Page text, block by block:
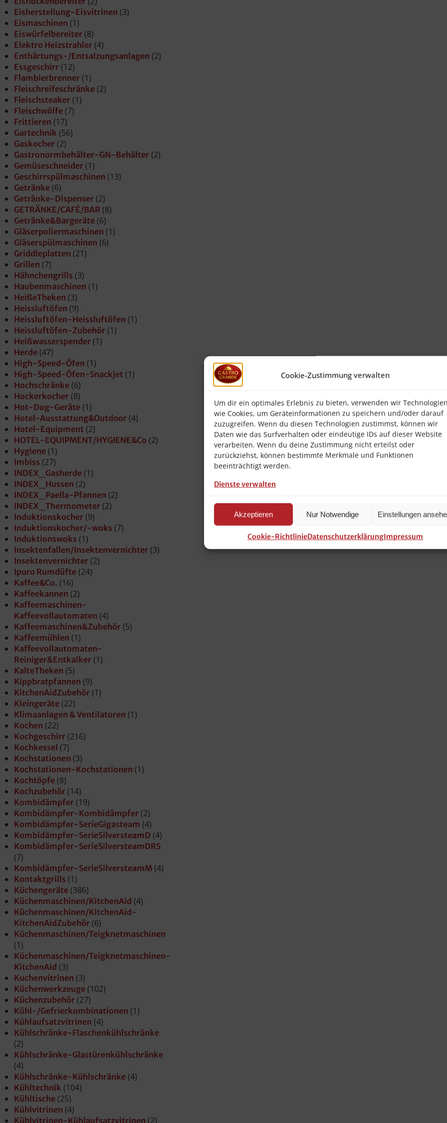
Cookie-Zustimmung verwalten
Um dir ein optimales Erlebnis zu bieten, verwenden wir
wie Cookies, um Geräteinformationen zu speichern und/oder darauf
zuzugreifen. Wenn du diesen Technologien zustimmst, können wir
Daten wie das Surfverhalten oder eindeutige IDs auf dieser Website
verarbeiten. Wenn du deine Zustimmung nicht erteilst oder
zurückziehst, können bestimmte Merkmale und Funktionen
beeinträchtigt werden.
Dienste verwalten
Akzeptieren Nur Notwendige Einstellungen
Cookie-RichtlinieDatenschutzerklärungImpressum
Eisherstellung-Eisvitrinen (3)
Eismaschinen (1)
Eiswürfelbereiter (8)
Elektro Heizstrahler (4)
Enthärtungs-/Entsalzungsanlagen (2)
Essgeschirr (12)
Flambierbrenner (1)
Fleischreifeschränke (2)
Fleischsteaker (1)
Fleischwölfe (7)
Frittieren (17)
Gartechnik (56)
Gaskocher (2)
Gastronormbehälter-GN-Behälter (2)
Gemüseschneider (1)
Geschirrspülmaschinen (13)
Getränke (6)
Getränke-Dispenser (2)
GETRÄNKE/CAFÉ/BAR (8)
Getränke&Bargeräte (6)
Gläserpoliermaschinen (1)
Gläserspülmaschinen (6)
Griddleplatten (21)
Grillen (7)
Hähnchengrills (3)
Haubenmaschinen (1)
HeißeTheken (3)
Heissluftöfen (9)
Heissluftöfen-Heissluftöfen (1)
Heissluftöfen-Zubehör (1)
Heißwasserspender (1)
Herde (47)
High-Speed-Öfen (1)
High-Speed-Öfen-Snackjet (1)
Hochschränke (6)
Hockerkocher (8)
Hot-Dog-Geräte (1)
Hotel-Ausstattung&Outdoor (4)
Hotel-Equipment (2)
HOTEL-EQUIPMENT/HYGIENE&Co (2)
Hygiene (1)
Imbiss (27)
INDEX_Gasherde (1)
INDEX_Hussen (2)
INDEX_Paella-Pfannen (2)
INDEX_Thermometer (2)
Induktionskocher (9)
Induktionskocher/-woks (7)
Induktionswoks (1)
Insektenfallen/Insektenvernichter (3)
Insektenvernichter (2)
Ipuro Rumdüfte (24)
Kaffee&Co. (16)
Kaffeekannen (2)
Kaffeemaschinen-
Kaffeevollautomaten (4)
Kaffeemaschinen&Zubehör (5)
Kaffeemühlen (1)
Kaffeevollautomaten-
Reiniger&Entkalker (1)
KalteTheken (5)
Kippbratpfannen (9)
KitchenAidZubehör (1)
Kleingeräte (22)
Klimaanlagen & Ventilatoren (1)
Kochen (22)
Kochgeschirr (216)
Kochkessel (7)
Kochstationen (3)
Kochstationen-Kochstationen (1)
Kochtöpfe (8)
Kochzubehör (14)
Kombidämpfer (19)
Kombidämpfer-Kombidämpfer (2)
Kombidämpfer-SerieGigasteam (4)
Kombidämpfer-SerieSilversteamD (4)
Kombidämpfer-SerieSilversteamDRS
(7)
Kombidämpfer-SerieSilversteamM (4)
Kontaktgrills (1)
Küchengeräte (386)
Küchenmaschinen/KitchenAid (4)
Küchenmaschinen/KitchenAid-
KitchenAidZubehör (6)
Küchenmaschinen/Teigknetmaschinen
(1)
Küchenmaschinen/Teigknetmaschinen-
KitchenAid (3)
Kuchenvitrinen (3)
Küchenwerkzeuge (102)
Küchenzubehör (27)
Kühl-/Gefrierkombinationen (1)
Kühlaufsatzvitrinen (4)
Kühlschränke-Flaschenkühlschränke
(2)
Kühlschränke-Glastürenkühlschränke
(4)
Kühlschränke-Kühlschränke (4)
Kühltechnik (104)
Kühltische (25)
Kühlvitrinen (4)
Kühlvitrinen-Kühlaufsatzvitrinen (2)